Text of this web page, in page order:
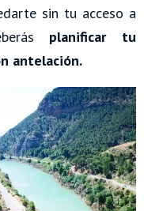
sin tu acceso a
planificar tu
antelación.